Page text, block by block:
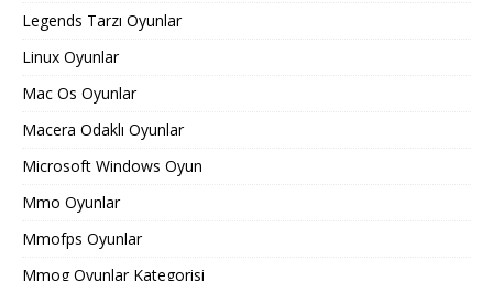
Legends Tarzı Oyunlar
Linux Oyunlar
Mac Os Oyunlar
Macera Odaklı Oyunlar
Microsoft Windows Oyun
Mmo Oyunlar
Mmofps Oyunlar
Mmog Oyunlar Kategorisi